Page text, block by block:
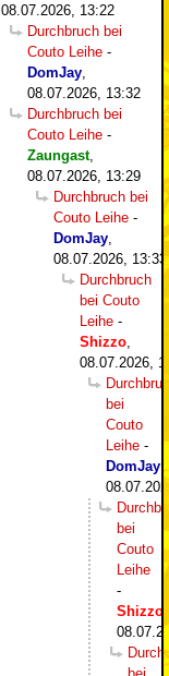
08.07.2026, 13:22
Durchbruch bei
Couto Leihe -
DomJay,
08.07.2026, 13:32
Durchbruch bei
Couto Leihe -
Zaungast,
08.07.2026, 13:29
Durchbruch bei
Couto Leihe -
DomJay,
08.07.2026, 13:33
Durchbruch
bei Couto
Leihe -
Shizzo,
08.07.2026,
bei
Couto
Leihe -
DomJay ,
bei
Couto
Leihe
-
Shizzo